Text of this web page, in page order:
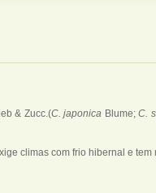
& Zucc.(C. japonica Blume;C.
climas com frio hibernal e tem